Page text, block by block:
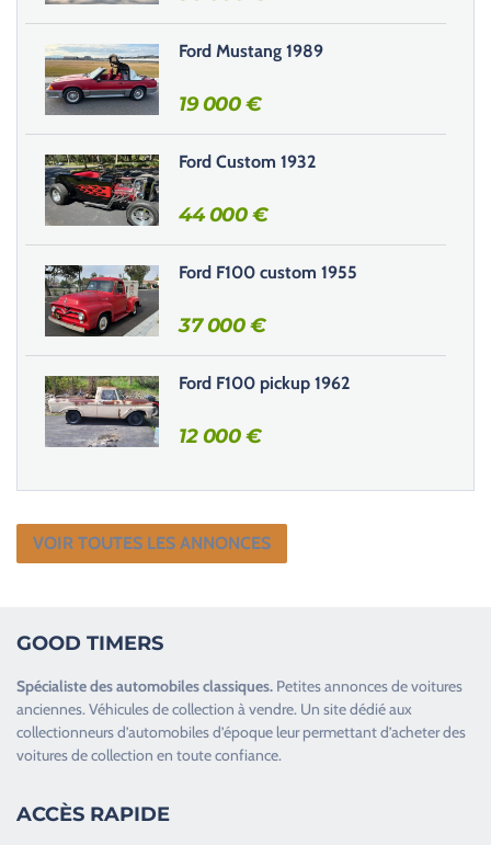
c
e
c
h
a
m
p
v
d
e
.
Ford Mustang 1989
19 000€
Ford Custom 1932
44 000€
Ford F100 custom 1955
37 000€
Ford F100 pickup 1962
12 000€
VOIR TOUTES LES ANNONCES
GOOD TIMERS
Spécialiste desautomobiles classiques. Petites annonces devoitures
anciennes.Véhicules de collection à vendre. Un site dédié aux
collectionneurs d’automobiles d’époque leur permettant d’acheter des
voitures de collection en toute confiance.
ACCÈS RAPIDE